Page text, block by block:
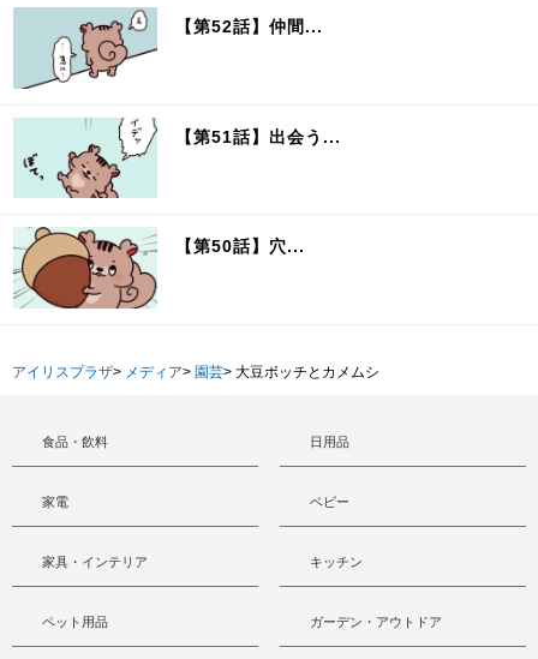
【第52話】仲間...
【第51話】出会う...
【第50話】穴...
アイリスプラザ> メディア> 園芸> 大豆ボッチとカメムシ
食品・飲料 日用品
家電 ベビー
家具・インテリア キッチン
ペット用品 ガーデン・アウトドア